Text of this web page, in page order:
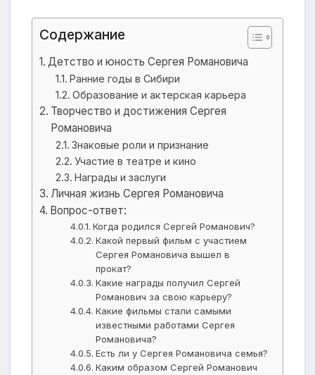
Содержание
Детство и юность Сергея Романовича
Ранние годы в Сибири
Образование и актерская карьера
Творчество и достижения Сергея
Романовича
Знаковые роли и признание
Участие в театре и кино
Награды и заслуги
Личная жизнь Сергея Романовича
Вопрос-ответ:
Когда родился Сергей Романович?
Какой первый фильм с участием
Сергея Романовича вышел в
прокат?
Какие награды получил Сергей
Романович за свою карьеру?
Какие фильмы стали самыми
известными работами Сергея
Романовича?
Есть ли у Сергея Романовича семья?
Каким образом Сергей Романович